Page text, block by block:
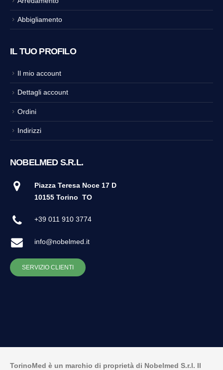
Abbigliamento
IL TUO PROFILO
Il mio account
Dettagli account
Ordini
Indirizzi
NOBELMED S.R.L.
Piazza Teresa Noce 17 D
10155 Torino TO
+39 011 910 3774
info@nobelmed.it
SERVIZIO CLIENTI
TorinoMed è un marchio di proprietà di Nobelmed S.r.l. Il